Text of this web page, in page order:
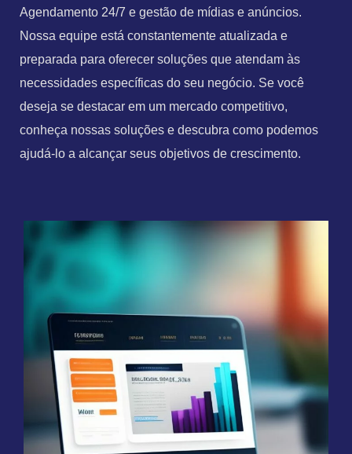
Agendamento 24/7 e gestão de mídias e anúncios.
Nossa equipe está constantemente atualizada e
preparada para oferecer soluções que atendam às
necessidades específicas do seu negócio. Se você
deseja se destacar em um mercado competitivo,
conheça nossas soluções e descubra como podemos
ajudá-lo a alcançar seus objetivos de crescimento.